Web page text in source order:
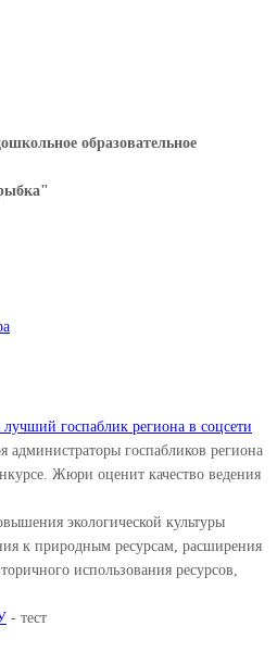
образовательное
госпаблик региона в соцсети
администраторы госпабликов региона
Жюри оценит качество ведения
экологической культуры
к природным ресурсам, расширения
использования ресурсов,
- тест